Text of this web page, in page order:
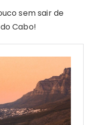
sem sair de
Cabo!